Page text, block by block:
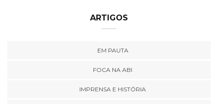
ARTIGOS
EM PAUTA
FOCA NA ABI
IMPRENSA E HISTÓRIA